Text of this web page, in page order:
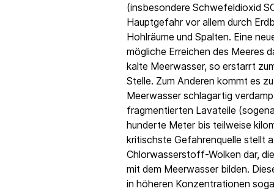
(insbesondere Schwefeldioxid
Hauptgefahr vor allem durch
Hohlräume und Spalten. Eine
mögliche Erreichen des Meeres
kalte Meerwasser, so erstarrt
Stelle. Zum Anderen kommt es
Meerwasser schlagartig
fragmentierten Lavateile
hunderte Meter bis teilweise
kritischste Gefahrenquelle stellt
Chlorwasserstoff-Wolken dar,
mit dem Meerwasser bilden.
in höheren Konzentrationen